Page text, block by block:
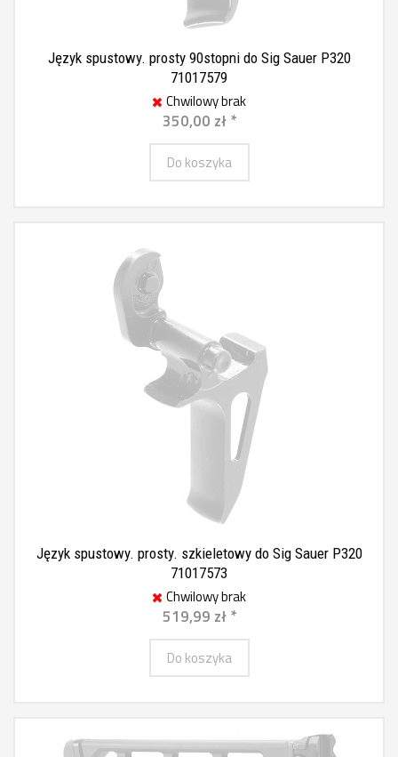
Język spustowy. prosty 90stopni do Sig Sauer P320
71017579
Chwilowy brak
350,00 zł *
Do koszyka
Język spustowy. prosty. szkieletowy do Sig Sauer P320
71017573
Chwilowy brak
519,99 zł *
Do koszyka